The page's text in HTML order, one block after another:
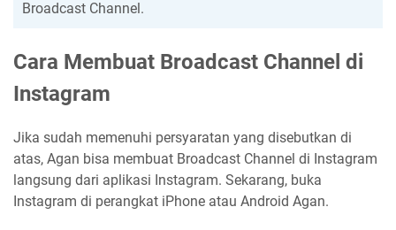
Broadcast Channel.
Cara Membuat Broadcast Channel di
Instagram
Jika sudah memenuhi persyaratan yang disebutkan di
atas, Agan bisa membuat Broadcast Channel di Instagram
langsung dari aplikasi Instagram. Sekarang, buka
Instagram di perangkat iPhone atau Android Agan.